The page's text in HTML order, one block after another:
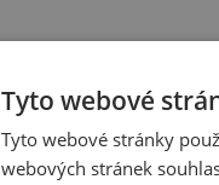
Tyto webové
Tyto webové stránky
webových stránek